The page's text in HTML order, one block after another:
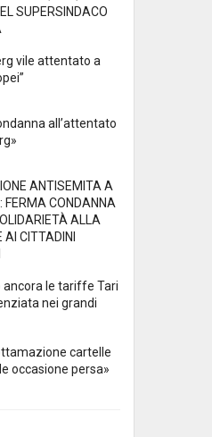
SUPERSINDACO
vile attentato a
all’attentato
ANTISEMITA A
FERMA CONDANNA
ALLA
CITTADINI
ancora le tariffe Tari
nei grandi
cartelle
occasione persa»